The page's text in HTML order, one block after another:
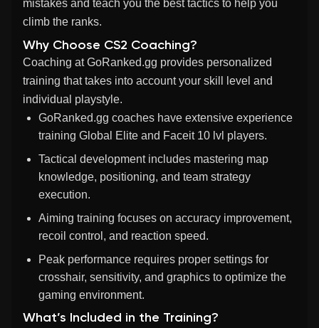
mistakes and teach you the best tactics to help you
climb the ranks.
Why Choose CS2 Coaching?
Coaching atGoRanked.gg provides personalized
training that takes into account your skill level and
individual playstyle.
GoRanked.gg coaches have extensive experience
training Global Elite and Faceit 10 lvl players.
Tactical development includes mastering map
knowledge, positioning, and team strategy
execution.
Aiming training focuses on accuracy improvement,
recoil control, and reaction speed.
Peak performance requires proper settings for
crosshair, sensitivity, and graphics to optimize the
gaming environment.
What’s Included in the Training?